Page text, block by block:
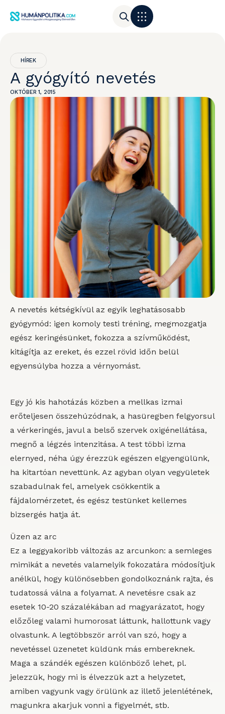
HÍREK
A gyógyító nevetés
OKTÓBER 1, 2015
A nevetés kétségkívül az egyik leghatásosabb
gyógymód: igen komoly testi tréning, megmozgatja
egész keringésünket, fokozza a szívműködést,
kitágítja az ereket, és ezzel rövid időn belül
egyensúlyba hozza a vérnyomást.
Egy jó kis hahotázás közben a mellkas izmai
erőteljesen összehúzódnak, a hasüregben felgyorsul
a vérkeringés, javul a belső szervek oxigénellátása,
megnő a légzés intenzitása. A test többi izma
elernyed, néha úgy érezzük egészen elgyengülünk,
ha kitartóan nevettünk. Az agyban olyan vegyületek
szabadulnak fel, amelyek csökkentik a
fájdalomérzetet, és egész testünket kellemes
bizsergés hatja át.
Üzen az arc
Ez a leggyakoribb változás az arcunkon: a semleges
mimikát a nevetés valamelyik fokozatára módosítjuk
anélkül, hogy különösebben gondolkoznánk rajta, és
tudatossá válna a folyamat. A nevetésre csak az
esetek 10-20 százalékában ad magyarázatot, hogy
előzőleg valami humorosat láttunk, hallottunk vagy
olvastunk. A legtöbbször arról van szó, hogy a
nevetéssel üzenetet küldünk más embereknek.
Maga a szándék egészen különböző lehet, pl.
jelezzük, hogy mi is élvezzük azt a helyzetet,
amiben vagyunk vagy örülünk az illető jelenlétének,
magunkra akarjuk vonni a figyelmét, stb.